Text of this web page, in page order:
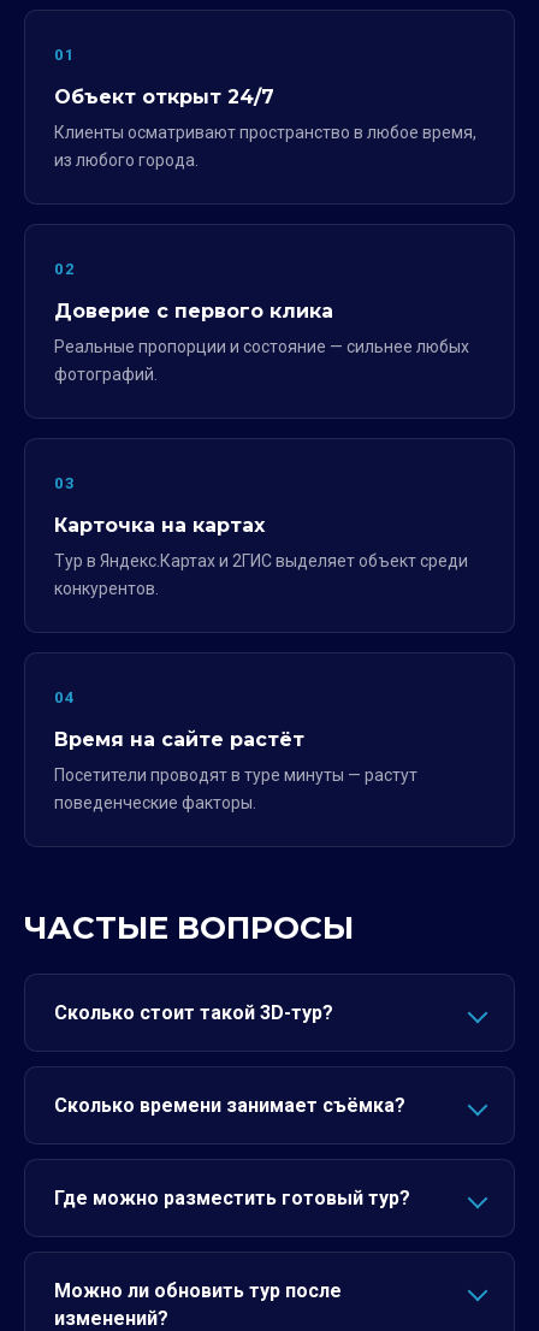
01
Объект открыт 24/7
Клиенты осматривают пространство в любое время,
из любого города.
02
Доверие с первого клика
Реальные пропорции и состояние — сильнее любых
фотографий.
03
Карточка на картах
Тур в Яндекс.Картах и 2ГИС выделяет объект среди
конкурентов.
04
Время на сайте растёт
Посетители проводят в туре минуты — растут
поведенческие факторы.
ЧАСТЫЕ ВОПРОСЫ
Сколько стоит такой 3D-тур?
Сколько времени занимает съёмка?
Где можно разместить готовый тур?
Можно ли обновить тур после
изменений?